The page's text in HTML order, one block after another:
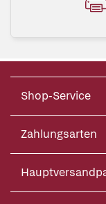
Shop-Service
Zahlungsarten